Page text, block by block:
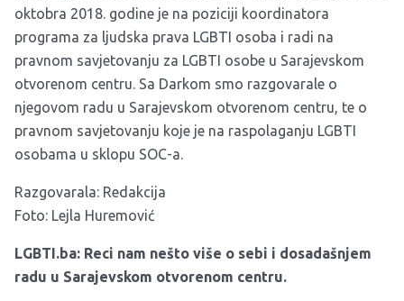
oktobra 2018. godine je na poziciji koordinatora
programa za ljudska prava LGBTI osoba i radi na
pravnom savjetovanju za LGBTI osobe u Sarajevskom
otvorenom centru. Sa Darkom smo razgovarale o
njegovom radu u Sarajevskom otvorenom centru, te o
pravnom savjetovanju koje je na raspolaganju LGBTI
osobama u sklopu SOC-a.
Razgovarala: Redakcija
Foto: Lejla Huremović
LGBTI.ba: Reci nam nešto više o sebi i dosadašnjem
radu u Sarajevskom otvorenom centru.